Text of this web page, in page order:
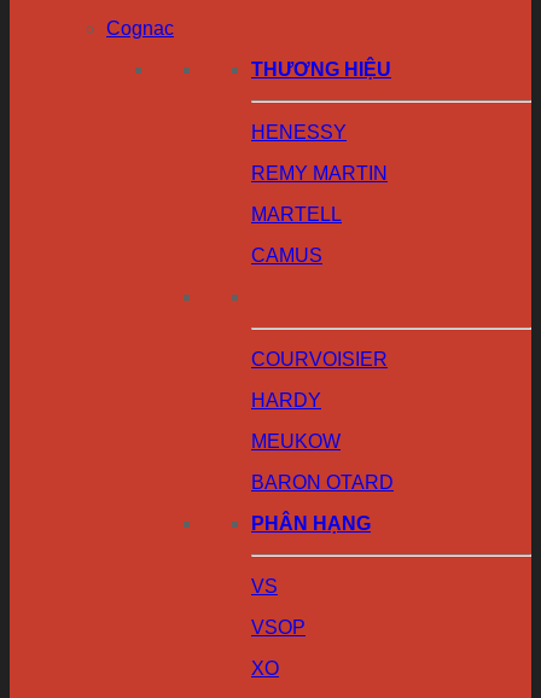
Cognac
THƯƠNG HIỆU
HENESSY
REMY MARTIN
MARTELL
CAMUS
COURVOISIER
HARDY
MEUKOW
BARON OTARD
PHÂN HẠNG
VS
VSOP
XO